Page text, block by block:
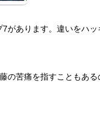
があります。違いをハ
の苦痛を指すこともあ